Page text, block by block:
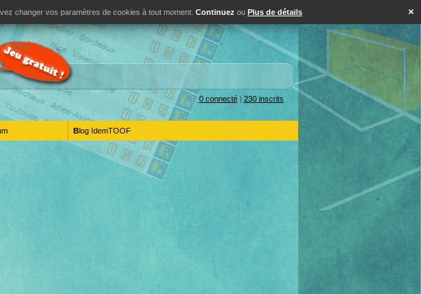
×
changer vos paramètres de cookies à tout moment. Continuez ou Plus de détails
0 connecté| 230 inscrits
Blog IdemTOOF